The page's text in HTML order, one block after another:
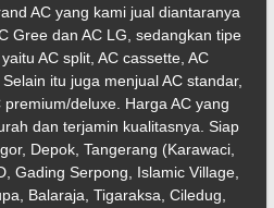
AC yang kami jual diantaranya
Gree dan AC LG, sedangkan tipe
AC split, AC cassette, AC
itu juga menjual AC standar,
premium/deluxe. Harga AC yang
dan terjamin kualitasnya. Siap
Depok, Tangerang (Karawaci,
Gading Serpong, Islamic Village,
Balaraja, Tigaraksa, Ciledug,